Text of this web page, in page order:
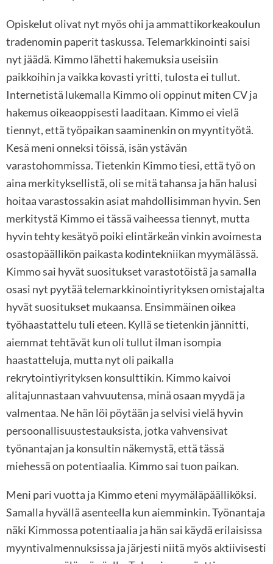
Opiskelut olivat nyt myös ohi ja ammattikorkeakoulun
tradenomin paperit taskussa. Telemarkkinointi saisi
nyt jäädä. Kimmo lähetti hakemuksia useisiin
paikkoihin ja vaikka kovasti yritti, tulosta ei tullut.
Internetistä lukemalla Kimmo oli oppinut miten CV ja
hakemus oikeaoppisesti laaditaan. Kimmo ei vielä
tiennyt, että työpaikan saaminenkin on myyntityötä.
Kesä meni onneksi töissä, isän ystävän
varastohommissa. Tietenkin Kimmo tiesi, että työ on
aina merkityksellistä, oli se mitä tahansa ja hän halusi
hoitaa varastossakin asiat mahdollisimman hyvin. Sen
merkitystä Kimmo ei tässä vaiheessa tiennyt, mutta
hyvin tehty kesätyö poiki elintärkeän vinkin avoimesta
osastopäällikön paikasta kodintekniikan myymälässä.
Kimmo sai hyvät suositukset varastotöistä ja samalla
osasi nyt pyytää telemarkkinointiyrityksen omistajalta
hyvät suositukset mukaansa. Ensimmäinen oikea
työhaastattelu tuli eteen. Kyllä se tietenkin jännitti,
aiemmat tehtävät kun oli tullut ilman isompia
haastatteluja, mutta nyt oli paikalla
rekrytointiyrityksen konsulttikin. Kimmo kaivoi
alitajunnastaan vahvuutensa, minä osaan myydä ja
valmentaa. Ne hän löi pöytään ja selvisi vielä hyvin
persoonallisuustestauksista, jotka vahvensivat
työnantajan ja konsultin näkemystä, että tässä
miehessä on potentiaalia. Kimmo sai tuon paikan.
Meni pari vuotta ja Kimmo eteni myymäläpäälliköksi.
Samalla hyvällä asenteella kun aiemminkin. Työnantaja
näki Kimmossa potentiaalia ja hän sai käydä erilaisissa
myyntivalmennuksissa ja järjesti niitä myös aktiivisesti